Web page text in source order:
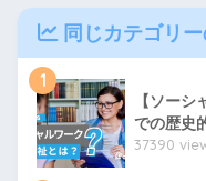
同じカテゴリ
1
【ソー
での歴史
37390